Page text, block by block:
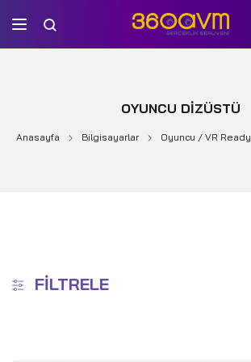
OYUNCU DIZÜSTÜ
Anasayfa Bilgisayarlar Oyuncu / VR Ready
FILTRELE